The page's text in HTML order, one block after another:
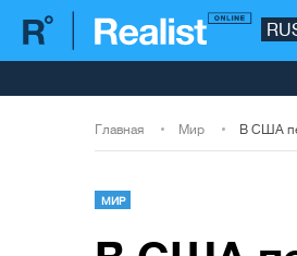
Главная Мир
МИР